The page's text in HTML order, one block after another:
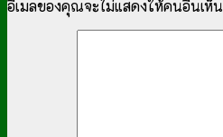
อีเมลของคุณจะไม่แสดงให้คนอื่นเห็น